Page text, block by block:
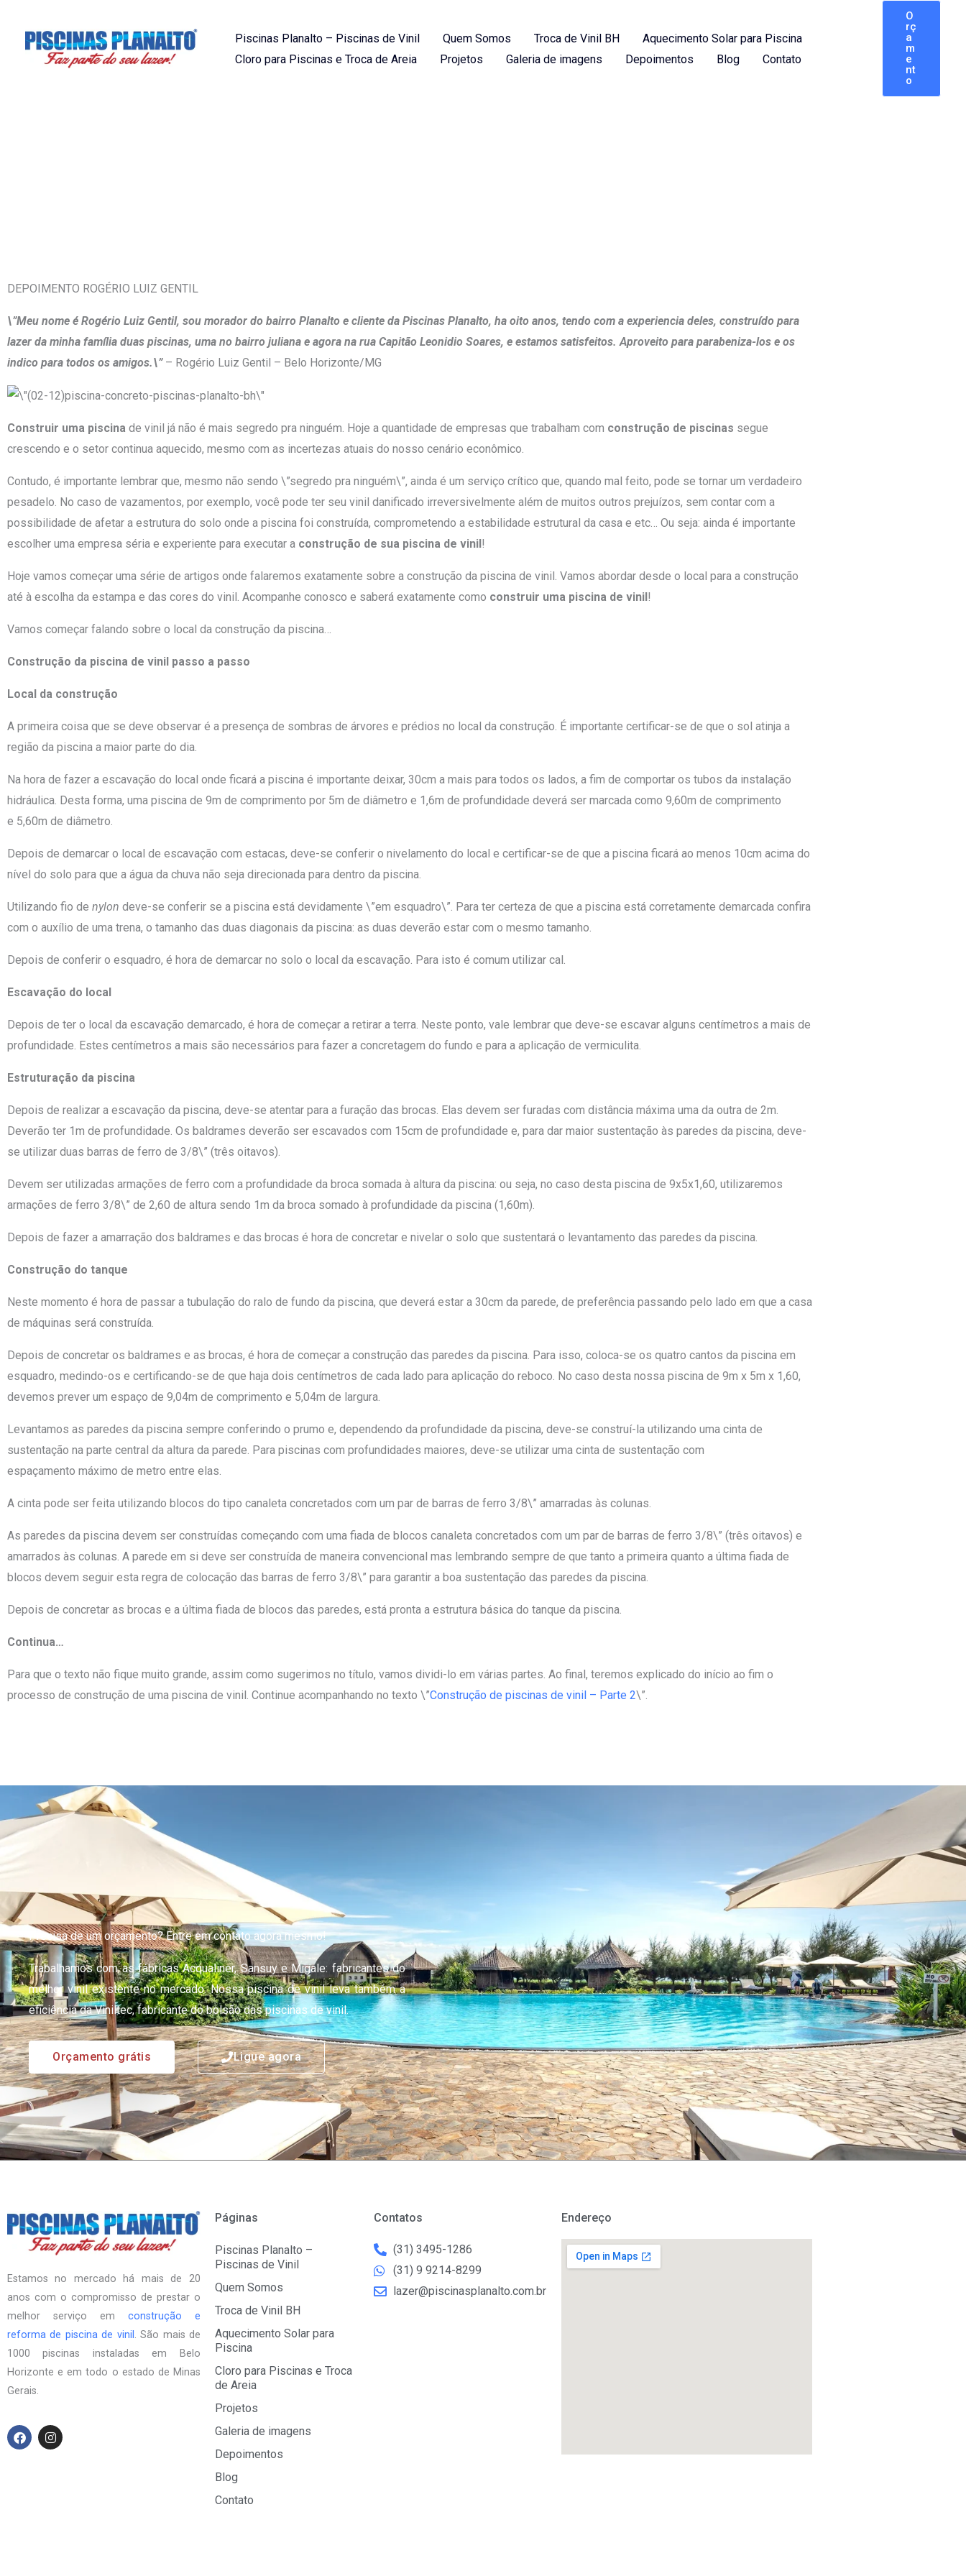
Piscinas Planalto – Piscinas de Vinil Quem Somos Troca de Vinil BH
Aquecimento Solar para Piscina
Cloro para Piscinas e Troca de Areia
Projetos Galeria de imagens Depoimentos Blog Contato
O
rç
a
m
e
nt
o
DEPOIMENTO ROGÉRIO LUIZ GENTIL
\”Meu nome é Rogério Luiz Gentil, sou morador do bairro Planalto e cliente da Piscinas Planalto, ha oito anos, tendo com a experiencia deles, construído para
lazer da minha família duas piscinas, uma no bairro juliana e agora na rua Capitão Leonidio Soares, e estamos satisfeitos. Aproveito para parabeniza-los e os
indico para todos os amigos.\”– Rogério Luiz Gentil – Belo Horizonte/MG
Construir uma piscina de vinil já não é mais segredo pra ninguém. Hoje a quantidade de empresas que trabalham com construção de piscinas segue
crescendo e o setor continua aquecido, mesmo com as incertezas atuais do nosso cenário econômico.
Contudo, é importante lembrar que, mesmo não sendo \”segredo pra ninguém\”, ainda é um serviço crítico que, quando mal feito, pode se tornar um verdadeiro
pesadelo. No caso de vazamentos, por exemplo, você pode ter seu vinil danificado irreversivelmente além de muitos outros prejuízos, sem contar com a
possibilidade de afetar a estrutura do solo onde a piscina foi construída, comprometendo a estabilidade estrutural da casa e etc… Ou seja: ainda é importante
escolher uma empresa séria e experiente para executar a construção de sua piscina de vinil !
Hoje vamos começar uma série de artigos onde falaremos exatamente sobre a construção da piscina de vinil. Vamos abordar desde o local para a construção
até à escolha da estampa e das cores do vinil. Acompanhe conosco e saberá exatamente como construir uma piscina de vinil !
Vamos começar falando sobre o local da construção da piscina…
Construção da piscina de vinil passo a passo
Local da construção
A primeira coisa que se deve observar é a presença de sombras de árvores e prédios no local da construção. É importante certificar-se de que o sol atinja a
região da piscina a maior parte do dia.
Na hora de fazer a escavação do local onde ficará a piscina é importante deixar, 30cm a mais para todos os lados, a fim de comportar os tubos da instalação
hidráulica. Desta forma, uma piscina de 9m de comprimento por 5m de diâmetro e 1,6m de profundidade deverá ser marcada como 9,60m de comprimento
e 5,60m de diâmetro.
Depois de demarcar o local de escavação com estacas, deve-se conferir o nivelamento do local e certificar-se de que a piscina ficará ao menos 10cm acima do
nível do solo para que a água da chuva não seja direcionada para dentro da piscina.
Utilizando fio de nylon deve-se conferir se a piscina está devidamente \”em esquadro\”. Para ter certeza de que a piscina está corretamente demarcada confira
com o auxílio de uma trena, o tamanho das duas diagonais da piscina: as duas deverão estar com o mesmo tamanho.
Depois de conferir o esquadro, é hora de demarcar no solo o local da escavação. Para isto é comum utilizar cal.
Escavação do local
Depois de ter o local da escavação demarcado, é hora de começar a retirar a terra. Neste ponto, vale lembrar que deve-se escavar alguns centímetros a mais de
profundidade. Estes centímetros a mais são necessários para fazer a concretagem do fundo e para a aplicação de vermiculita.
Estruturação da piscina
Depois de realizar a escavação da piscina, deve-se atentar para a furação das brocas. Elas devem ser furadas com distância máxima uma da outra de 2m.
Deverão ter 1m de profundidade. Os baldrames deverão ser escavados com 15cm de profundidade e, para dar maior sustentação às paredes da piscina, deve-
se utilizar duas barras de ferro de 3/8\” (três oitavos).
Devem ser utilizadas armações de ferro com a profundidade da broca somada à altura da piscina: ou seja, no caso desta piscina de 9x5x1,60, utilizaremos
armações de ferro 3/8\” de 2,60 de altura sendo 1m da broca somado à profundidade da piscina (1,60m).
Depois de fazer a amarração dos baldrames e das brocas é hora de concretar e nivelar o solo que sustentará o levantamento das paredes da piscina.
Construção do tanque
Neste momento é hora de passar a tubulação do ralo de fundo da piscina, que deverá estar a 30cm da parede, de preferência passando pelo lado em que a casa
de máquinas será construída.
Depois de concretar os baldrames e as brocas, é hora de começar a construção das paredes da piscina. Para isso, coloca-se os quatro cantos da piscina em
esquadro, medindo-os e certificando-se de que haja dois centímetros de cada lado para aplicação do reboco. No caso desta nossa piscina de 9m x 5m x 1,60,
devemos prever um espaço de 9,04m de comprimento e 5,04m de largura.
Levantamos as paredes da piscina sempre conferindo o prumo e, dependendo da profundidade da piscina, deve-se construí-la utilizando uma cinta de
sustentação na parte central da altura da parede. Para piscinas com profundidades maiores, deve-se utilizar uma cinta de sustentação com
espaçamento máximo de metro entre elas.
A cinta pode ser feita utilizando blocos do tipo canaleta concretados com um par de barras de ferro 3/8\” amarradas às colunas.
As paredes da piscina devem ser construídas começando com uma fiada de blocos canaleta concretados com um par de barras de ferro 3/8\” (três oitavos) e
amarrados às colunas. A parede em si deve ser construída de maneira convencional mas lembrando sempre de que tanto a primeira quanto a última fiada de
blocos devem seguir esta regra de colocação das barras de ferro 3/8\” para garantir a boa sustentação das paredes da piscina.
Depois de concretar as brocas e a última fiada de blocos das paredes, está pronta a estrutura básica do tanque da piscina.
Continua…
Para que o texto não fique muito grande, assim como sugerimos no título, vamos dividi-lo em várias partes. Ao final, teremos explicado do início ao fim o
processo de construção de uma piscina de vinil. Continue acompanhando no texto \”Construção de piscinas de vinil – Parte 2\”.
Precisa de um orçamento? Entre em contato agora mesmo!
Trabalhamos com as fábricas Acqualiner, Sansuy e Migale: fabricantes do
melhor vinil existente no mercado. Nossa piscina de vinil leva também a
eficiência da Viniltec, fabricante do bolsão das piscinas de vinil.
Orçamento grátis Ligue agora
Estamos no mercado há mais de 20
anos com o compromisso de prestar o
melhor serviço em construção e
reforma de piscina de vinil . São mais de
1000 piscinas instaladas em Belo
Horizonte e em todo o estado de Minas
Gerais.
F
a
I
n
Páginas
Piscinas Planalto –
Piscinas de Vinil
Quem Somos
Troca de Vinil BH
Aquecimento Solar para
Piscina
Cloro para Piscinas e Troca
de Areia
Projetos
Galeria de imagens
Depoimentos
Blog
Contato
Contatos
(31) 3495-1286
(31) 9 9214-8299
lazer@piscinasplanalto.com.br
Endereço